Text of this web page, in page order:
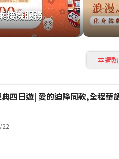
接機服務
接機服務
本週
四日遊| 愛的迫降同款,全程華
22